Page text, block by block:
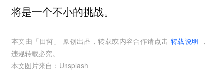
将是一个不小的挑战。
本文由「 田哲 」 原创出品，转载或内容合作请点击 转载说明 ，
违规转载必究。
本文图片来自： Unsplash